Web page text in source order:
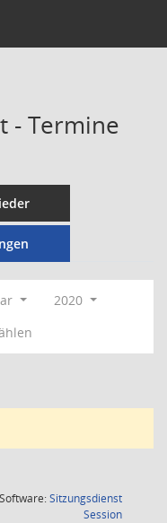
- Termine
2020
Software:Sitzungsdienst
Session(Wird in